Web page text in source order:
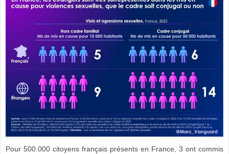
Pour 500.000 citoyens français présents en France, 3 ont commis